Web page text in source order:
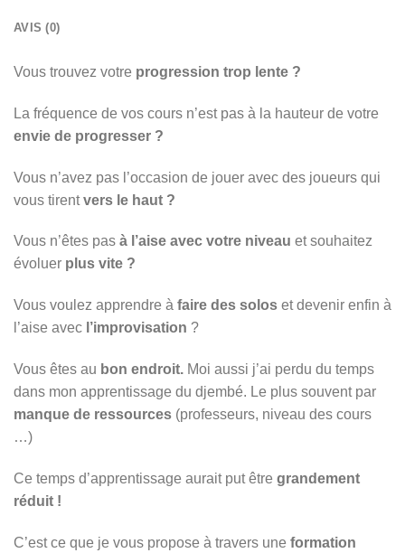
AVIS (0)
Vous trouvez votre progression trop lente ?
La fréquence de vos cours n’est pas à la hauteur de votre
envie de progresser ?
Vous n’avez pas l’occasion de jouer avec des joueurs qui
vous tirentvers le haut ?
Vous n’êtes pas à l’aise avec votre niveau et souhaitez
évoluer plus vite ?
Vous voulez apprendre à faire des solos et devenir enfin à
l’aise avec l’improvisation ?
Vous êtes au bon endroit. Moi aussi j’ai perdu du temps
dans mon apprentissage du djembé. Le plus souvent par
manque de ressources (professeurs, niveau des cours
…)
Ce temps d’apprentissage aurait put être grandement
réduit !
C’est ce que je vous propose à travers une formation